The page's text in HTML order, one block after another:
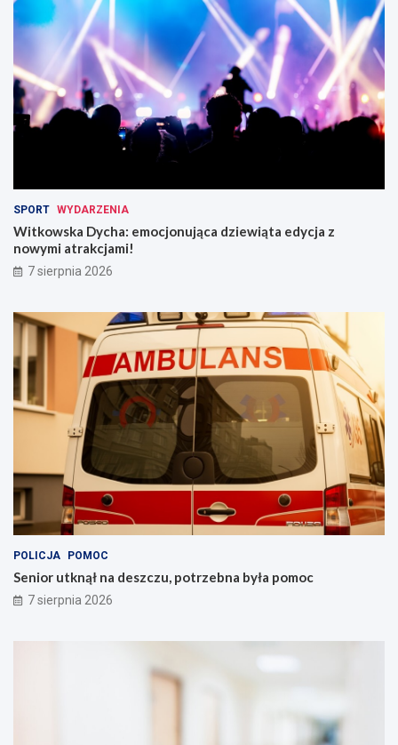
SPORT WYDARZENIA
Witkowska Dycha: emocjonująca dziewiąta edycja z
nowymi atrakcjami!
7 sierpnia 2026
POLICJA POMOC
Senior utknął na deszczu, potrzebna była pomoc
7 sierpnia 2026